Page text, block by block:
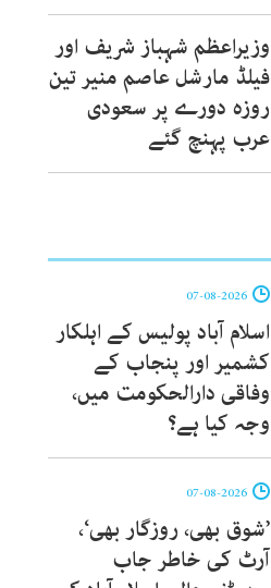
وزیراعظم شہباز شریف اور
فیلڈ مارشل عاصم منیر تین
روزہ دورے پر سعودی
عرب پہنچ گئے
اسلام آباد پولیس کے اہلکار
کشمیر اور پنجاب کے
وفاقی دارالحکومت میں،
وجہ کیا ہے؟
’شوق بھی، روزگار بھی‘،
آرٹ کی خاطر جاب